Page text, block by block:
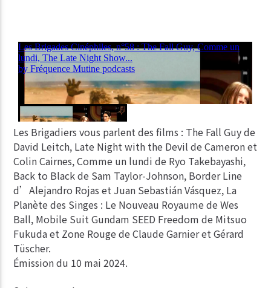
Les Brigadiers vous parlent des films : The Fall Guy de
David Leitch, Late Night with the Devil de Cameron et
Colin Cairnes, Comme un lundi de Ryo Takebayashi,
Back to Black de Sam Taylor-Johnson, Border Line
d’Alejandro Rojas et Juan Sebastián Vásquez, La
Planète des Singes : Le Nouveau Royaume de Wes
Ball, Mobile Suit Gundam SEED Freedom de Mitsuo
Fukuda et Zone Rouge de Claude Garnier et Gérard
Tüscher.
Émission du 10 mai 2024.